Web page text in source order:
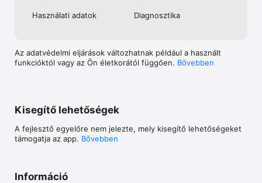
Használati adatok Diagnosztika
Az adatvédelmi eljárások változhatnak például a használt
funkcióktól vagy az Ön életkorától függően. Bővebben
Kisegítő lehetőségek
A fejlesztő egyelőre nem jelezte, mely kisegítő lehetőségeket
támogatja az app. Bővebben
Információ